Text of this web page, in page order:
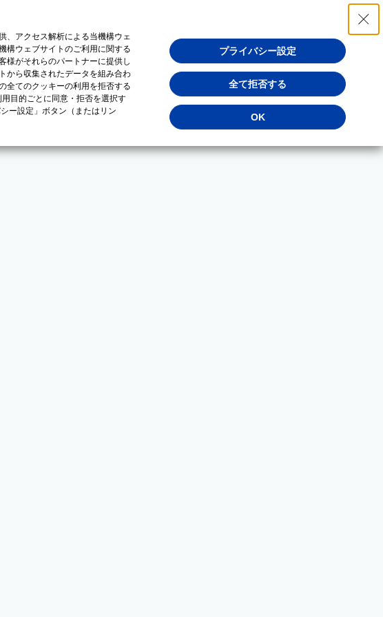
、アクセス解析による当機構ウェ
構ウェブサイトのご利用に関する
様がそれらのパートナーに提供し
から収集されたデータを組み合わ
全てのクッキーの利用を拒否する
目的ごとに同意・拒否を選択す
ー設定」ボタン（またはリン
プライバシー設定
全て拒否する
OK